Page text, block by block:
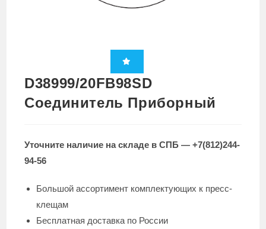
D38999/20FB98SD
Соединитель Приборный
Уточните наличие на складе в СПБ — +7(812)244-
94-56
Большой ассортимент комплектующих к пресс-
клещам
Бесплатная доставка по России